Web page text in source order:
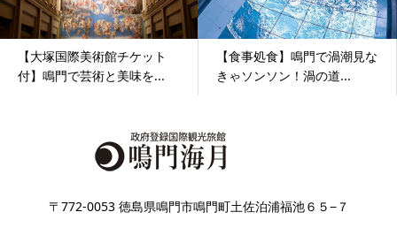
【大塚国際美術館チケット
付】鳴門で芸術と美味を...
【食事処食】鳴門で渦潮見な
きゃソンソン！渦の道...
〒772-0053 徳島県鳴門市鳴門町土佐泊浦福池６５−７